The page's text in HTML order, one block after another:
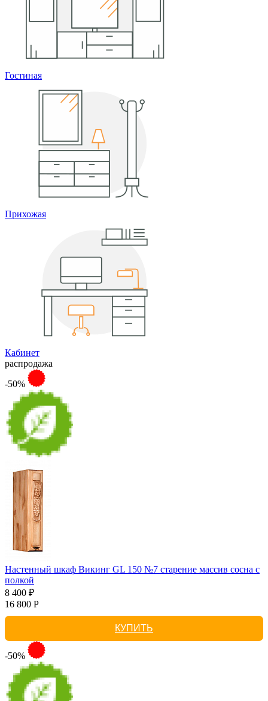
Гостиная
Прихожая
Кабинет
распродажа
-50%
Настенный шкаф Викинг GL 150 №7 старение массив сосна с
полкой
8 400 ₽
16 800 Р
КУПИТЬ
-50%